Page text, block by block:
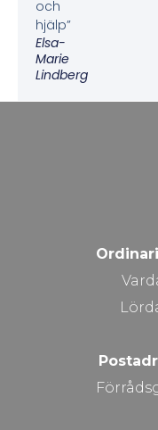
och
hjälp”
Elsa-
Marie
Lindberg